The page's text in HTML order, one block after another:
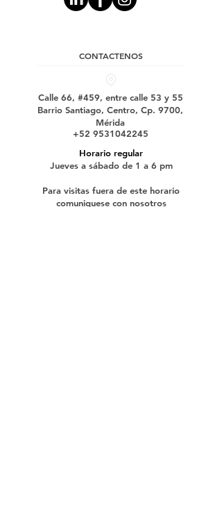
CONTACTENOS
Calle 66, #459, entre calle 53 y 55
Barrio Santiago, Centro, Cp. 9700,
Mérida
+52 9531042245
Horario regular
Jueves a sábado de 1 a 6 pm
Para visitas fuera de este horario
comuniquese con nosotros